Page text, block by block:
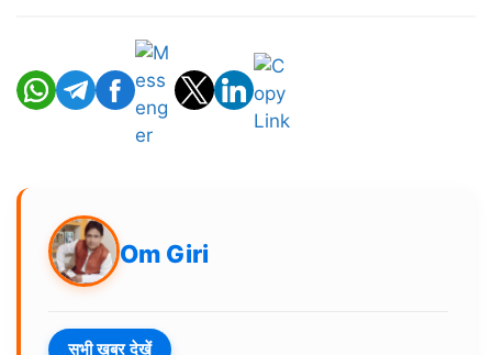
Om Giri
सभी ख़बर देखें